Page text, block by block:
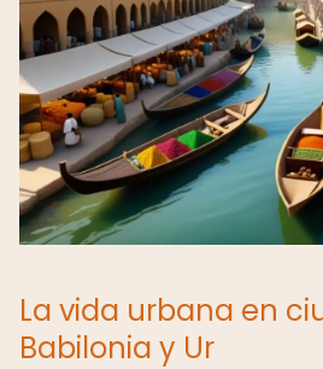
La vida urbana en
Babilonia y Ur